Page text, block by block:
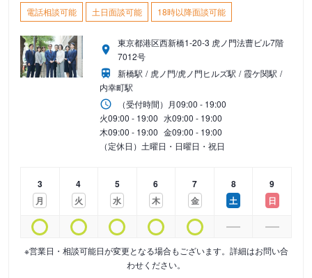
電話相談可能 土日面談可能 18時以降面談可能
東京都港区西新橋1-20-3 虎ノ門法曹ビル7階
7012号
新橋駅
虎ノ門/虎ノ門ヒルズ駅
霞ケ関駅
内幸町駅
（受付時間） 月09:00 - 19:00
火09:00 - 19:00 水09:00 - 19:00
木09:00 - 19:00 金09:00 - 19:00
（定休日）土曜日・日曜日・祝日
3
月
4
火
5
水
6
木
7
金
8
土
9
日
※営業日・相談可能日が変更となる場合もございます。詳細はお問い合
わせください。